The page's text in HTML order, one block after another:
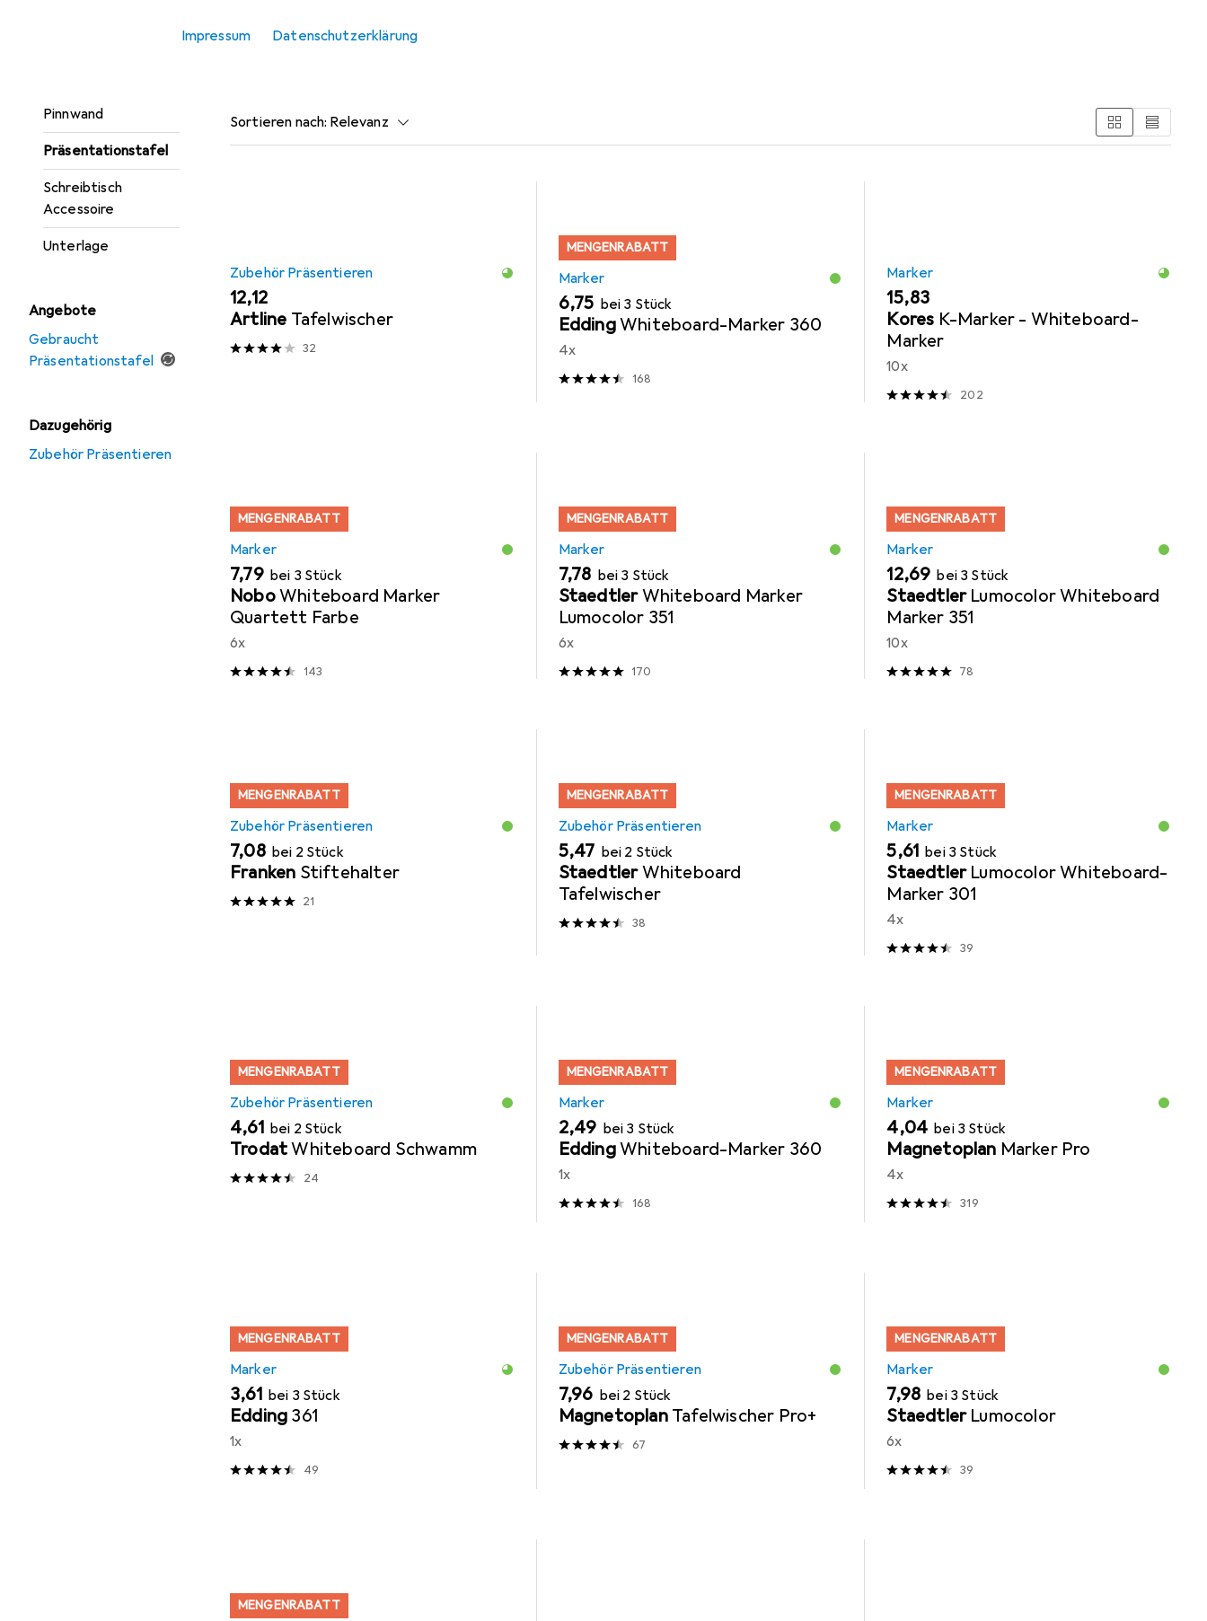
Impressum Datenschutzerklärung
Pinnwand
Präsentationstafel
Schreibtisch
Accessoire
Unterlage
Angebote
Gebraucht
Präsentationstafel
Dazugehörig
Zubehör Präsentieren
Sortieren nach: Relevanz
Zubehör Präsentieren
EUR
12,12
Artline Tafelwischer
32
MENGENRABATT
Marker
EUR
6,75 bei 3 Stück
EddingWhiteboard-Marker 360
4x
168
Marker
EUR
15,83
Kores K-Marker - Whiteboard-
Marker
10x
202
MENGENRABATT
Marker
EUR
7,79 bei 3 Stück
NoboWhiteboard Marker
Quartett Farbe
6x
143
MENGENRABATT
Marker
EUR
7,78 bei 3 Stück
StaedtlerWhiteboard Marker
Lumocolor 351
6x
170
MENGENRABATT
Marker
EUR
12,69 bei 3 Stück
Staedtler Lumocolor Whiteboard
Marker 351
10x
78
MENGENRABATT
Zubehör Präsentieren
EUR
7,08 bei 2 Stück
Franken Stiftehalter
21
MENGENRABATT
Zubehör Präsentieren
EUR
5,47 bei 2 Stück
StaedtlerWhiteboard
Tafelwischer
38
MENGENRABATT
Marker
EUR
5,61 bei 3 Stück
Staedtler Lumocolor Whiteboard-
Marker 301
4x
39
MENGENRABATT
Zubehör Präsentieren
EUR
4,61 bei 2 Stück
TrodatWhiteboard Schwamm
24
MENGENRABATT
Marker
EUR
2,49 bei 3 Stück
EddingWhiteboard-Marker 360
1x
168
MENGENRABATT
Marker
EUR
4,04 bei 3 Stück
Magnetoplan Marker Pro
4x
319
MENGENRABATT
Marker
EUR
3,61 bei 3 Stück
Edding 361
1x
49
MENGENRABATT
Zubehör Präsentieren
EUR
7,96 bei 2 Stück
Magnetoplan Tafelwischer Pro+
67
MENGENRABATT
Marker
EUR
7,98 bei 3 Stück
Staedtler Lumocolor
6x
39
MENGENRABATT